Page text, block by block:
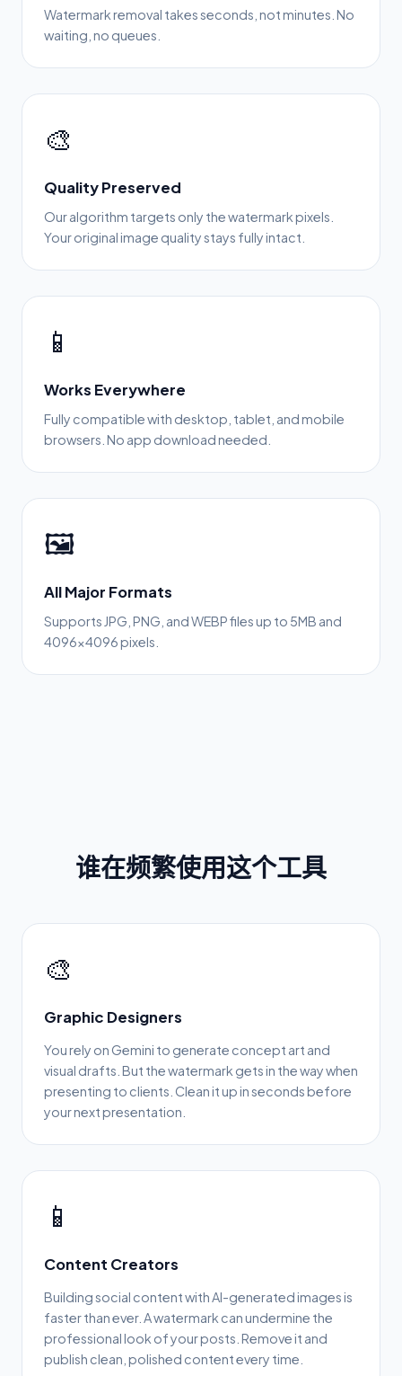
Watermark removal takes seconds, not minutes. No
waiting, no queues.
🎨
Quality Preserved
Our algorithm targets only the watermark pixels.
Your original image quality stays fully intact.
📱
Works Everywhere
Fully compatible with desktop, tablet, and mobile
browsers. No app download needed.
🖼️
All Major Formats
Supports JPG, PNG, and WEBP files up to 5MB and
4096×4096 pixels.
谁在频繁使用这个工具
🎨
Graphic Designers
You rely on Gemini to generate concept art and
visual drafts. But the watermark gets in the way when
presenting to clients. Clean it up in seconds before
your next presentation.
📱
Content Creators
Building social content with AI-generated images is
faster than ever. A watermark can undermine the
professional look of your posts. Remove it and
publish clean, polished content every time.